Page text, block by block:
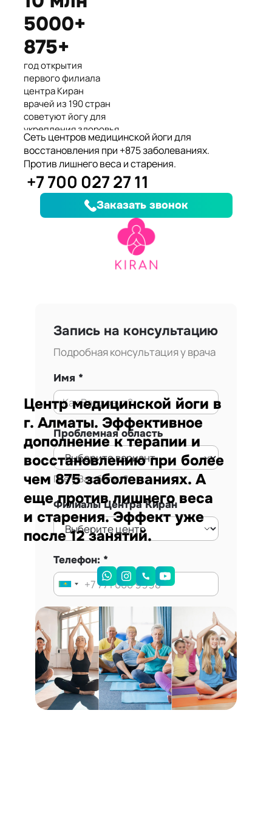
Международные призеры 2-го
Азиатского Чемпионата по
йогасана спорт и единственные
представители Казахстана.
5000+
875+
год открытия
первого филиала
центра Киран
врачей из 190 стран
советуют йогу для
укрепления здоровья
клиентов улучшили
здоровье и
качество жизни
заболеваний, при
которых йога
дополняет лечение
Сеть центров медицинской йоги для
восстановления при +875 заболеваниях.
Против лишнего веса и старения.
+7 700 027 27 11
Заказать звонок
Запись на консультацию
Подробная консультация у врача
Имя
Проблемная область
Где у Вас болит?
Филиалы Центра Киран
Телефон:
Запись на консультацию
Центр медицинской йоги в
г. Алматы. Эффективное
дополнение к терапии и
восстановлению при более
чем 875 заболеваниях. А
еще против лишнего веса
и старения. Эффект уже
после 12 занятий.